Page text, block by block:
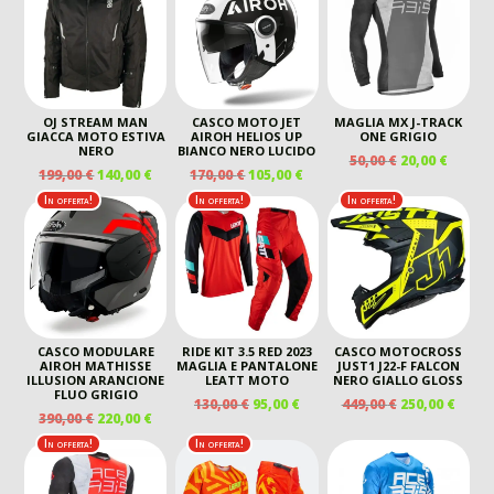
390,00 €.
240,00 €.
OJ STREAM MAN
GIACCA MOTO ESTIVA
NERO
199,00€IL
PREZZO
ORIGINALE
ERA:
199,00 €.
140,00€IL
PREZZO
ATTUALE
È:
140,00 €.
CASCO MOTO JET
AIROH HELIOS UP
BIANCO NERO LUCIDO
170,00€IL
PREZZO
ORIGINALE
ERA:
170,00 €.
105,00€IL
PREZZO
ATTUALE
105,00 €.
MAGLIA MX J-TRACK
ONE GRIGIO
50,00€ IL
ORIGINALE
ERA:
50,00 €.
20,00€IL
È:
20,00
In offerta!
CASCO MODULARE
AIROH MATHISSE
ILLUSION ARANCIONE
FLUO GRIGIO
390,00€ IL
PREZZO
ORIGINALE
ERA:
220,00€IL
PREZZO
ATTUALE
In offerta!
RIDE KIT 3.5 RED 2023
MAGLIA E PANTALONE
LEATT MOTO
130,00€ IL
ORIGINALE
ERA:
130,00 €.
95,00€IL
ATTUALE
95,00 €.
In offerta!
CASCO MOTOCROSS
JUST1 J22-F FALCON
NERO GIALLO GLOSS
449,00€ IL
ORIGINALE
ERA:
449,00 €.
250,00€IL
In offerta! In offerta!